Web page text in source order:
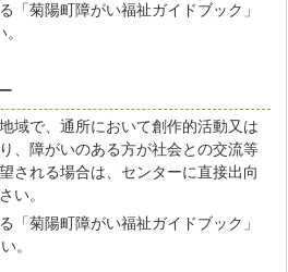
「菊陽町障がい福祉ガイドブック」
域で、通所において創作的活動又は
、障がいのある方が社会との交流等
される場合は、センターに直接出向
い。
「菊陽町障がい福祉ガイドブック」
。